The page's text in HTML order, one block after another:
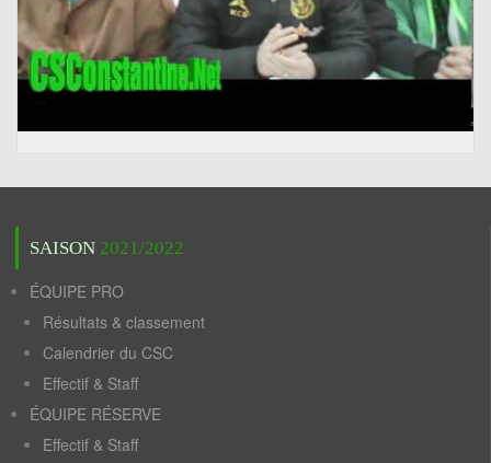
SAISON 2021/2022
ÉQUIPE PRO
Résultats & classement
Calendrier du CSC
Effectif & Staff
ÉQUIPE RÉSERVE
Effectif & Staff